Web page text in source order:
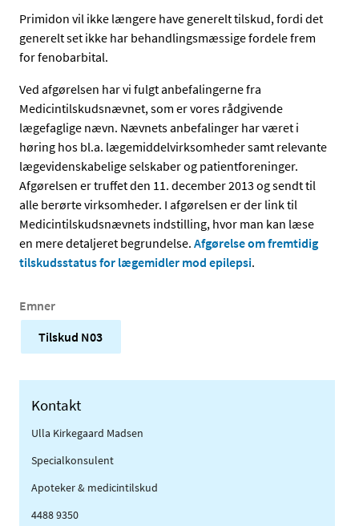
Primidon vil ikke længere have generelt tilskud, fordi det
generelt set ikke har behandlingsmæssige fordele frem
for fenobarbital.
Ved afgørelsen har vi fulgt anbefalingerne fra
Medicintilskudsnævnet, som er vores rådgivende
lægefaglige nævn. Nævnets anbefalinger har været i
høring hos bl.a. lægemiddelvirksomheder samt relevante
lægevidenskabelige selskaber og patientforeninger.
Afgørelsen er truffet den 11. december 2013 og sendt til
alle berørte virksomheder. I afgørelsen er der link til
Medicintilskudsnævnets indstilling, hvor man kan læse
en mere detaljeret begrundelse. Afgørelse om fremtidig
tilskudsstatus for lægemidler mod epilepsi.
Emner
Tilskud N03
Kontakt
Ulla Kirkegaard Madsen
Specialkonsulent
Apoteker & medicintilskud
4488 9350